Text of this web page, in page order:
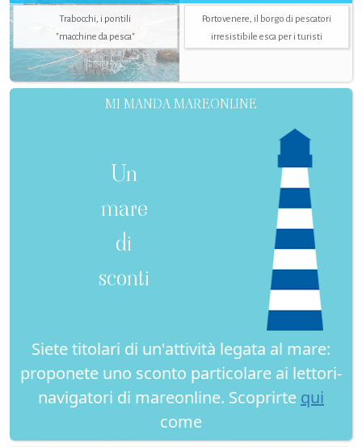
Trabocchi, i pontili
"macchine da pesca"
Portovenere, il borgo di pescatori
irresistibile esca per i turisti
MI MANDA MAREONLINE
Un
mare
di
sconti
Siete titolari di un'attività legata al mare:
proponete uno sconto particolare ai lettori-
navigatori di mareonline. Scoprirte qui
come